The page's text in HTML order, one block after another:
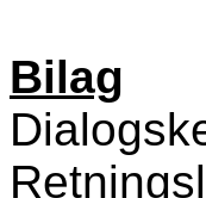
Bilag